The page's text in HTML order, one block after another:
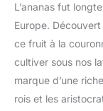
L’ananas fut
Europe.
ce fruit à la
cultiver sous nos
marque d’une
rois et les